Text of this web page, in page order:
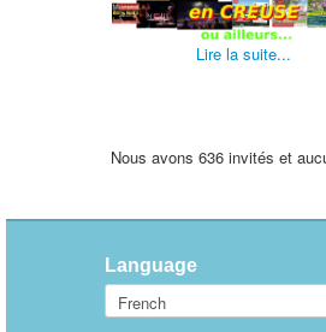
Lire la suite...
Nous avons 636 invités et
Language